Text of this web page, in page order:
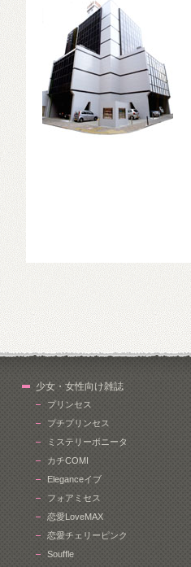
少女・女性向け雑誌
プリンセス
プチプリンセス
ミステリーボニータ
カチCOMI
Eleganceイブ
フォアミセス
恋愛LoveMAX
恋愛チェリーピンク
Souffle